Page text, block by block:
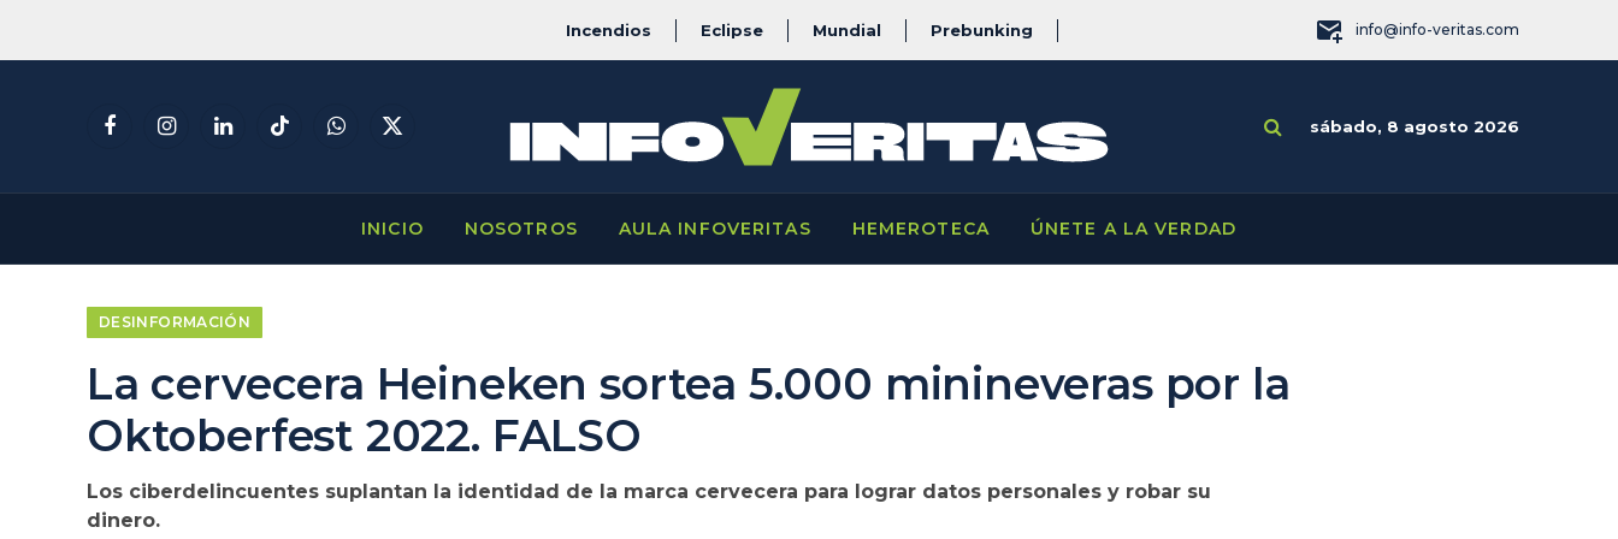
Incendios Eclipse Mundial Prebunking info@info-veritas.com
FacebookInstagramLinkedInTikTokWhatsApp
X
sábado, 8 agosto 2026
INICIO NOSOTROS AULA INFOVERITAS HEMEROTECA ÚNETE A LA VERDAD
DESINFORMACIÓN
La cervecera Heineken sortea 5.000 minineveras por la
Oktoberfest 2022. FALSO
Los ciberdelincuentes suplantan la identidad de la marca cervecera para lograr datos personales y robar su
dinero.